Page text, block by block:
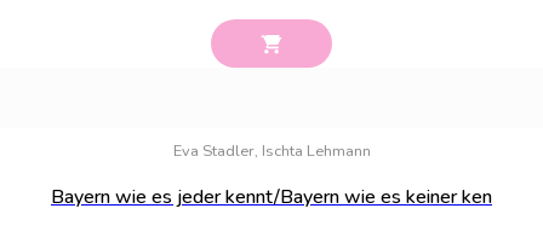
Eva Stadler, Ischta Lehmann
Bayern wie es jeder kennt/Bayern wie es keiner ken